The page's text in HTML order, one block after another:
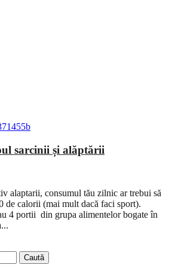
sarcinii și alăptării
alaptarii, consumul tău zilnic ar trebui să
de calorii (mai mult dacă faci sport).
4 portii din grupa alimentelor bogate în